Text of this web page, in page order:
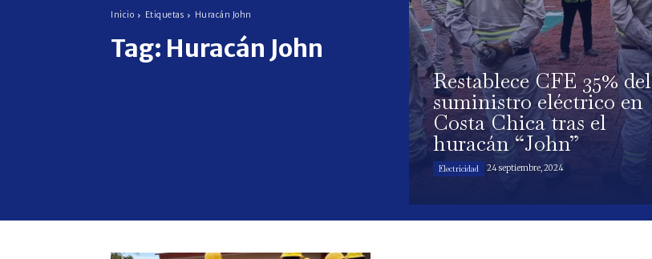
Inicio Etiquetas Huracán John
Tag: Huracán John
Restablece CFE 35% del
suministro eléctrico en
Costa Chica tras el
huracán “John”
Electricidad 24 septiembre, 2024